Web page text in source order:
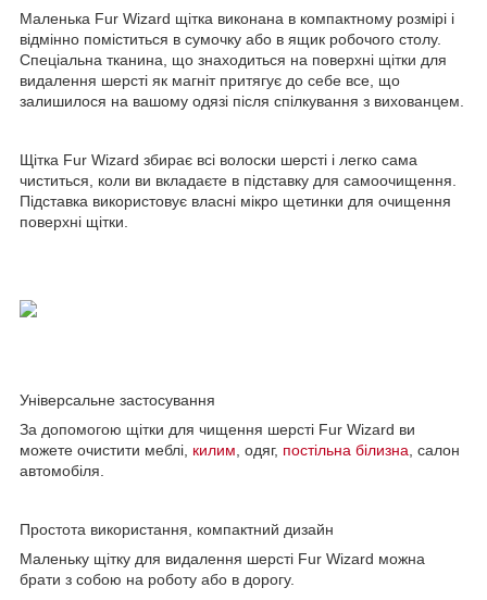
Маленька Fur Wizard щітка виконана в компактному розмірі і
відмінно поміститься в сумочку або в ящик робочого столу.
Спеціальна тканина, що знаходиться на поверхні щітки для
видалення шерсті як магніт притягує до себе все, що
залишилося на вашому одязі після спілкування з вихованцем.
Щітка Fur Wizard збирає всі волоски шерсті і легко сама
чиститься, коли ви вкладаєте в підставку для самоочищення.
Підставка використовує власні мікро щетинки для очищення
поверхні щітки.
Універсальне застосування
За допомогою щітки для чищення шерсті Fur Wizard ви
можете очистити меблі, килим , одяг, постільна білизна , салон
автомобіля.
Простота використання, компактний дизайн
Маленьку щітку для видалення шерсті Fur Wizard можна
брати з собою на роботу або в дорогу.